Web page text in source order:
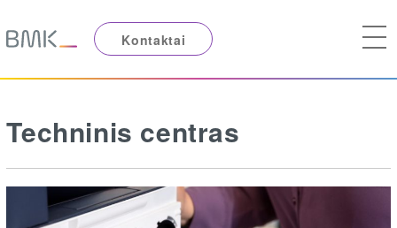
Kontaktai
Techninis centras